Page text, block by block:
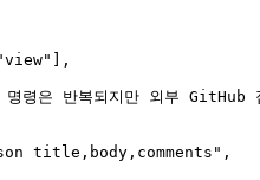
은 반복되지만 외부 GitHub
title,body,comments",